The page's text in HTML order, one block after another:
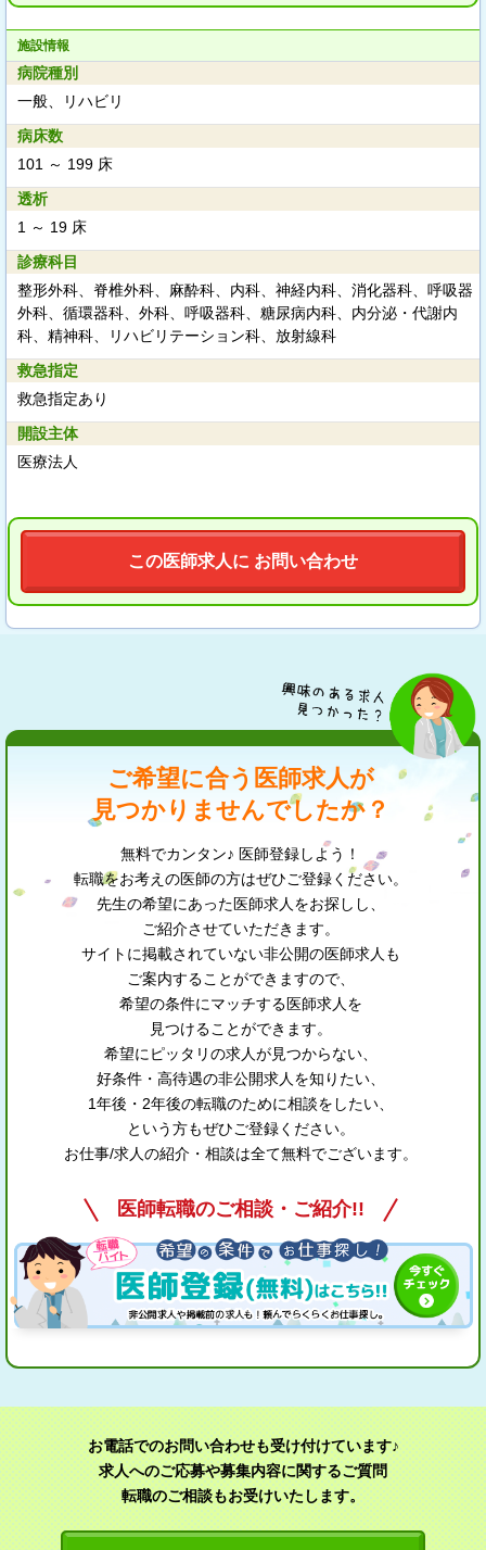
施設情報
病院種別
一般、リハビリ
病床数
101 ～ 199 床
透析
1 ～ 19 床
診療科目
整形外科、脊椎外科、麻酔科、内科、神経内科、消化器科、呼吸器
外科、循環器科、外科、呼吸器科、糖尿病内科、内分泌・代謝内
科、精神科、リハビリテーション科、放射線科
救急指定
救急指定あり
開設主体
医療法人
この医師求人に お問い合わせ
ご希望に合う医師求人が
見つかりませんでしたか？
無料でカンタン♪ 医師登録しよう！
転職をお考えの医師の方はぜひご登録ください。
先生の希望にあった医師求人をお探しし、
ご紹介させていただきます。
サイトに掲載されていない非公開の医師求人も
ご案内することができますので、
希望の条件にマッチする医師求人を
見つけることができます。
希望にピッタリの求人が見つからない、
好条件・高待遇の非公開求人を知りたい、
1年後・2年後の転職のために相談をしたい、
という方もぜひご登録ください。
お仕事/求人の紹介・相談は全て無料でございます。
医師転職のご相談・ご紹介!!
お電話でのお問い合わせも受け付けています♪
求人へのご応募や募集内容に関するご質問
転職のご相談もお受けいたします。